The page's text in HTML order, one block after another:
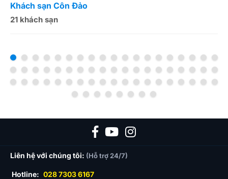
Khách sạn Côn Đảo
21 khách sạn
Liên hệ với chúng tôi: (Hỗ trợ 24/7)
Hotline: 028 7303 6167